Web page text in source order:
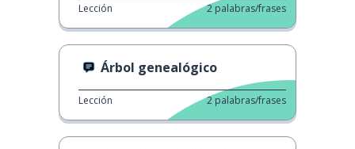
Lección 2 palabras/frases
Árbol genealógico
Lección 2 palabras/frases